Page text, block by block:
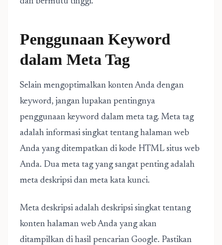
Penggunaan Keyword
dalam Meta Tag
Selain mengoptimalkan konten Anda dengan
keyword, jangan lupakan pentingnya
penggunaan keyword dalam meta tag. Meta tag
adalah informasi singkat tentang halaman web
Anda yang ditempatkan di kode HTML situs web
Anda. Dua meta tag yang sangat penting adalah
meta deskripsi dan meta kata kunci.
Meta deskripsi adalah deskripsi singkat tentang
konten halaman web Anda yang akan
ditampilkan di hasil pencarian Google. Pastikan